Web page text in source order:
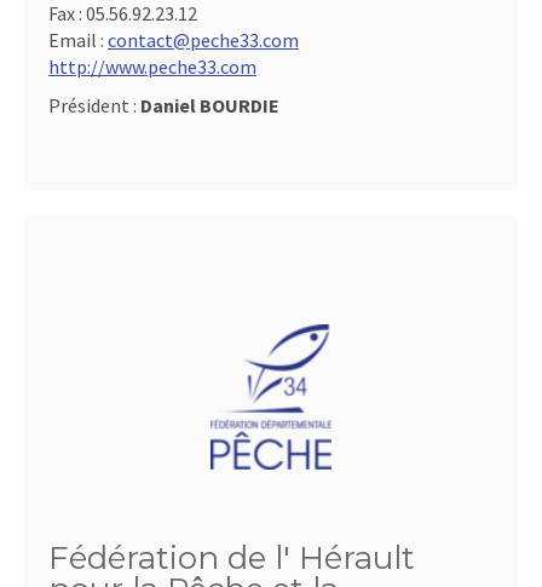
Fax : 05.56.92.23.12
Email : contact@peche33.com
http://www.peche33.com
Président : Daniel BOURDIE
Fédération de l' Hérault